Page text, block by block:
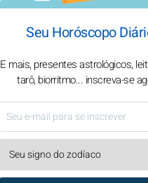
Seu Horóscopo
E mais, presentes astrológicos,
tarô, biorritmo... inscreva-se